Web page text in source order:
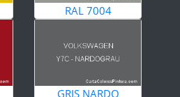
RAL 7004
GRIS NARDO